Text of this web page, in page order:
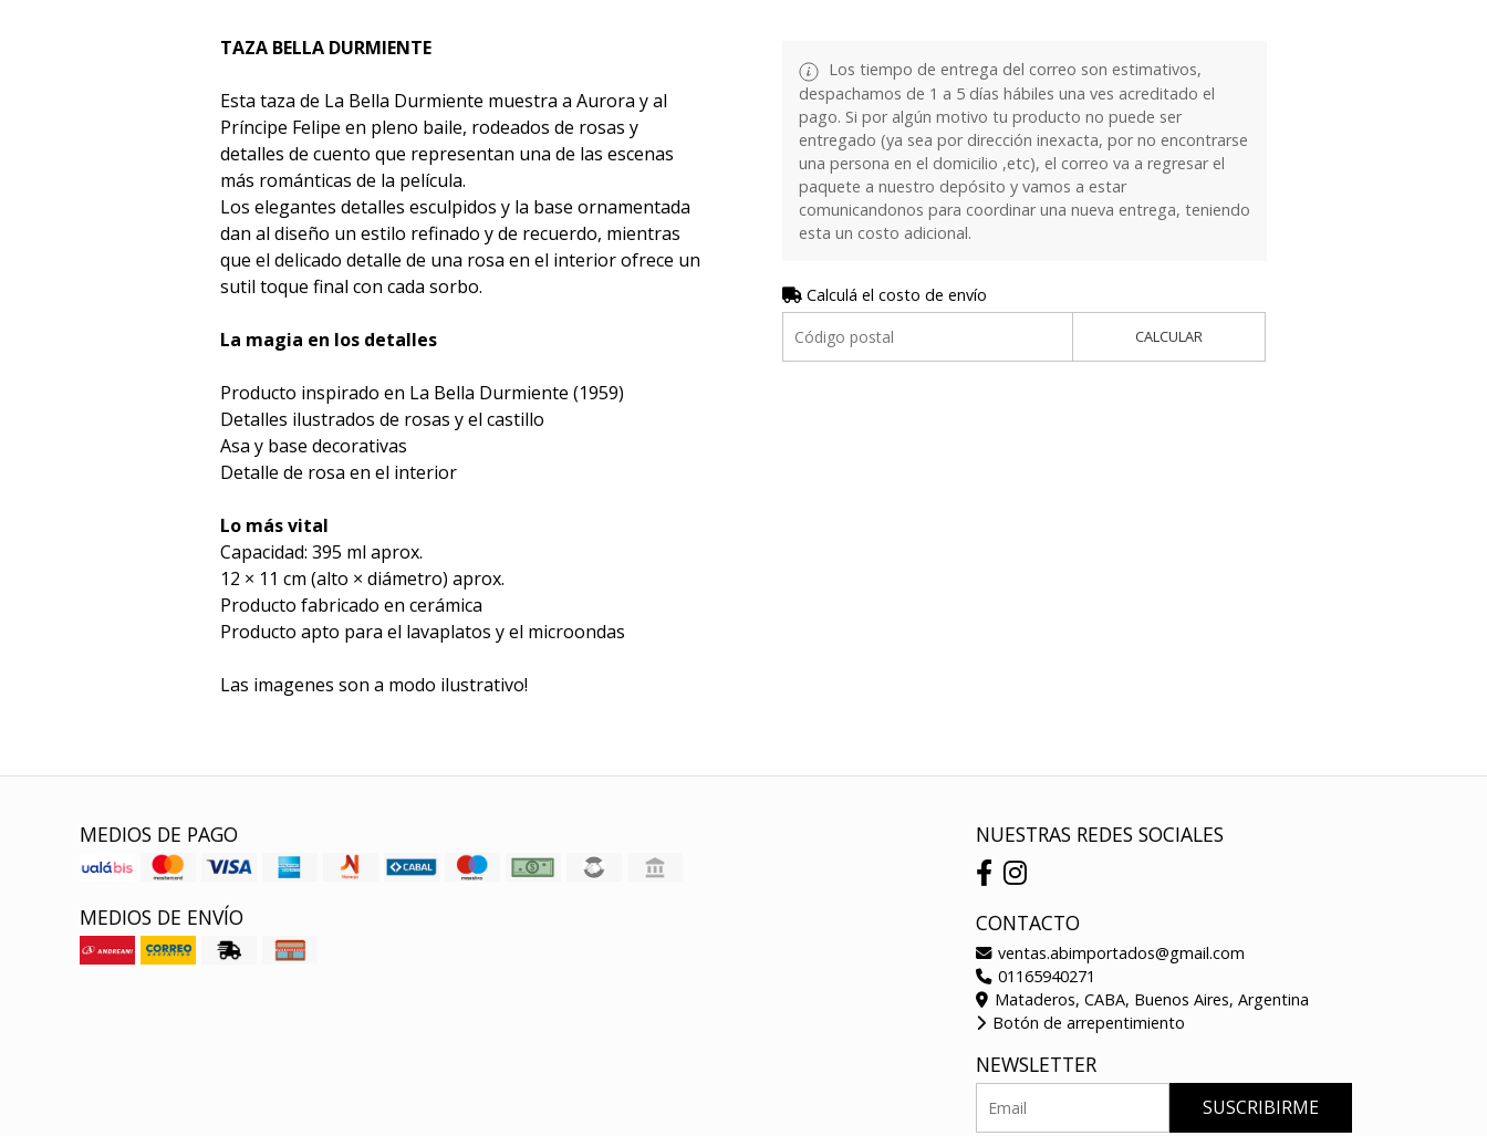
TAZA BELLA DURMIENTE
Esta taza de La Bella Durmiente muestra a Aurora y al
Príncipe Felipe en pleno baile, rodeados de rosas y
detalles de cuento que representan una de las escenas
más románticas de la película.
Los elegantes detalles esculpidos y la base ornamentada
dan al diseño un estilo refinado y de recuerdo, mientras
que el delicado detalle de una rosa en el interior ofrece un
sutil toque final con cada sorbo.
La magia en los detalles
Producto inspirado en La Bella Durmiente (1959)
Detalles ilustrados de rosas y el castillo
Asa y base decorativas
Detalle de rosa en el interior
Lo más vital
Capacidad: 395 ml aprox.
12 × 11 cm (alto × diámetro) aprox.
Producto fabricado en cerámica
Producto apto para el lavaplatos y el microondas
Las imagenes son a modo ilustrativo!
Los tiempo de entrega del correo son estimativos,
despachamos de 1 a 5 días hábiles una ves acreditado el
pago. Si por algún motivo tu producto no puede ser
entregado (ya sea por dirección inexacta, por no encontrarse
una persona en el domicilio ,etc), el correo va a regresar el
paquete a nuestro depósito y vamos a estar
comunicandonos para coordinar una nueva entrega, teniendo
esta un costo adicional.
Calculá el costo de envío
CALCULAR
MEDIOS DE PAGO
MEDIOS DE ENVÍO
NUESTRAS REDES SOCIALES
CONTACTO
ventas.abimportados@gmail.com
01165940271
Mataderos, CABA, Buenos Aires, Argentina
Botón de arrepentimiento
NEWSLETTER
SUSCRIBIRME